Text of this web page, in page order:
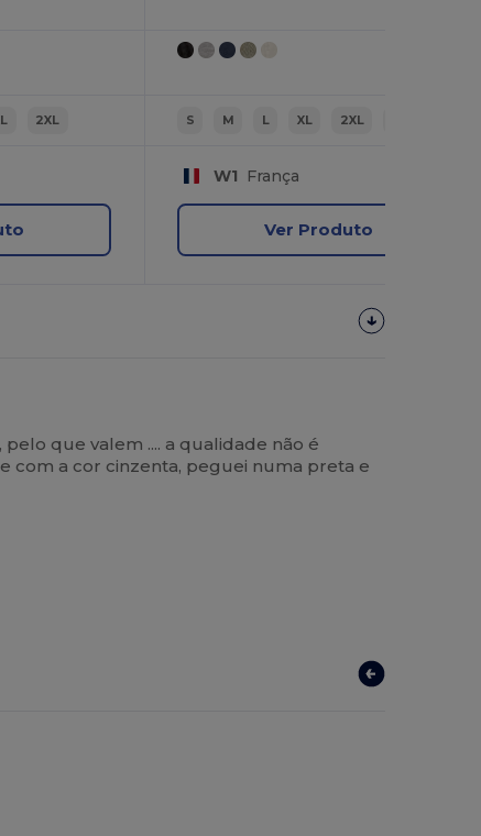
2XL S M L XL 2XL
W1 França
Ver Produto
que valem .... a qualidade não é
com a cor cinzenta, peguei numa preta e